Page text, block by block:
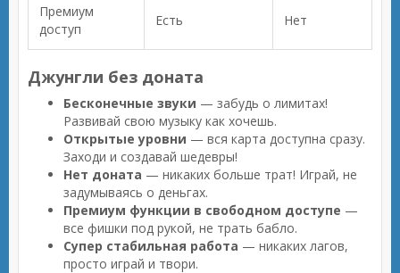
Премиум
доступ
Есть Нет
Джунгли без доната
Бесконечные звуки — забудь о лимитах!
Развивай свою музыку как хочешь.
Открытые уровни — вся карта доступна сразу.
Заходи и создавай шедевры!
Нет доната — никаких больше трат! Играй, не
задумываясь о деньгах.
Премиум функции в свободном доступе —
все фишки под рукой, не трать бабло.
Супер стабильная работа — никаких лагов,
просто играй и твори.